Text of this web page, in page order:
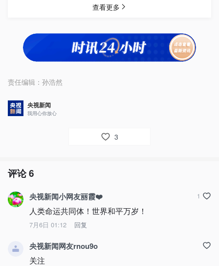
责任编辑： 孙浩然
央视新闻
我用心你放心
3
评论6
央视新闻小网友丽霞❤️
人类命运共同体！世界和平万岁！
7月6日 01:12 回复
1
央视新闻网友rnou9o
关注